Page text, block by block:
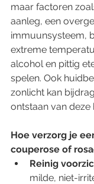
maar factoren
aanleg, een
immuunsysteem,
extreme
alcohol en pittig
spelen. Ook
zonlicht kan
ontstaan van deze
Hoe verzorg je
couperose of
Reinig
milde, niet-